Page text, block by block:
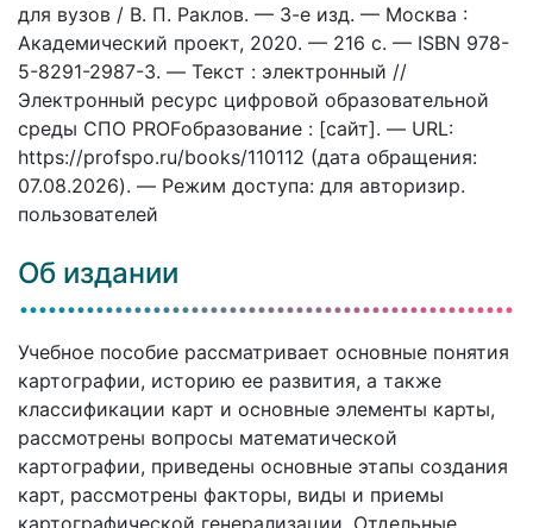
для вузов / В. П. Раклов. — 3-е изд. — Москва :
Академический проект, 2020. — 216 c. — ISBN 978-
5-8291-2987-3. — Текст : электронный //
Электронный ресурс цифровой образовательной
среды СПО PROFобразование : [сайт]. — URL:
https://profspo.ru/books/110112 (дата обращения:
07.08.2026). — Режим доступа: для авторизир.
пользователей
Об издании
Учебное пособие рассматривает основные понятия
картографии, историю ее развития, а также
классификации карт и основные элементы карты,
рассмотрены вопросы математической
картографии, приведены основные этапы создания
карт, рассмотрены факторы, виды и приемы
картографической генерализации. Отдельные